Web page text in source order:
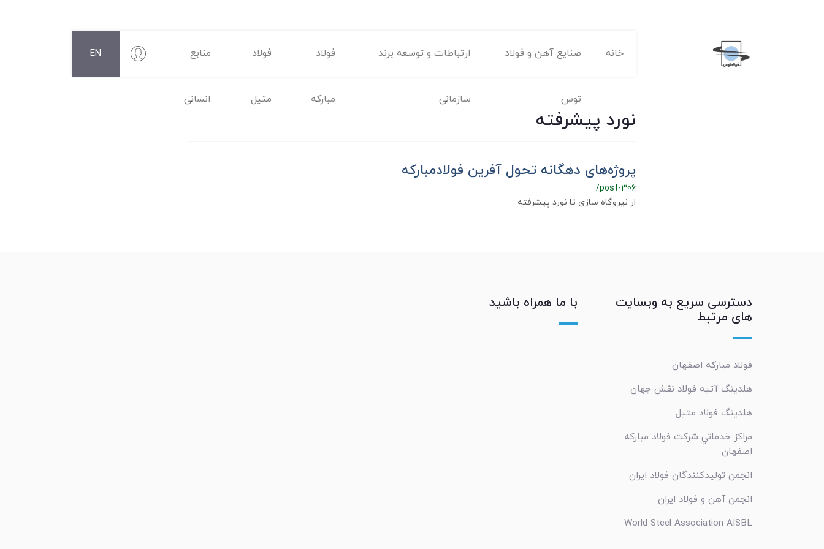
خانه صنایع آهن و فولاد
توس
ارتباطات و توسعه برند
سازمانی
فولاد
مبارکه
فولاد
متیل
منابع
انسانی
EN
نورد پیشرفته
پروژه‌های دهگانه تحول آفرین فولادمبارکه
/post-306
از نیروگاه سازی تا نورد پیشرفته
دسترسی سریع به وبسایت
های مرتبط
فولاد مبارکه اصفهان
هلدینگ آتیه فولاد نقش جهان
هلدینگ فولاد متیل
مراکز خدماتي شرکت فولاد مبارکه
اصفهان
انجمن تولیدکنندگان فولاد ایران
انجمن آهن و فولاد ایران
World Steel Association AISBL
با ما همراه باشید